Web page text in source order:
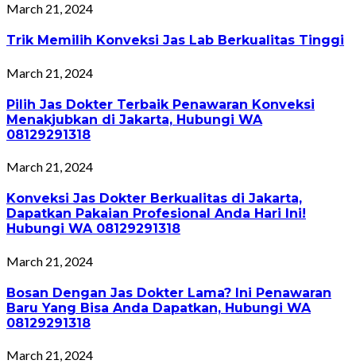
March 21, 2024
Trik Memilih Konveksi Jas Lab Berkualitas Tinggi
March 21, 2024
Pilih Jas Dokter Terbaik Penawaran Konveksi
Menakjubkan di Jakarta, Hubungi WA
08129291318
March 21, 2024
Konveksi Jas Dokter Berkualitas di Jakarta,
Dapatkan Pakaian Profesional Anda Hari Ini!
Hubungi WA 08129291318
March 21, 2024
Bosan Dengan Jas Dokter Lama? Ini Penawaran
Baru Yang Bisa Anda Dapatkan, Hubungi WA
08129291318
March 21, 2024